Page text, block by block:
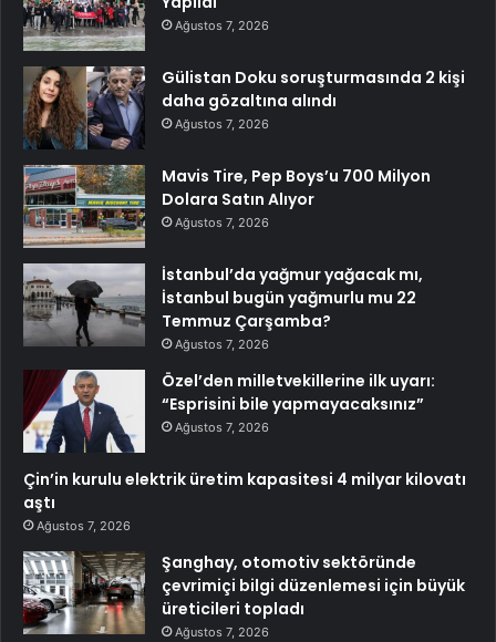
Ağustos 7, 2026
Gülistan Doku soruşturmasında 2 kişi
daha gözaltına alındı
Ağustos 7, 2026
Mavis Tire, Pep Boys’u 700 Milyon
Dolara Satın Alıyor
Ağustos 7, 2026
İstanbul’da yağmur yağacak mı,
İstanbul bugün yağmurlu mu 22
Temmuz Çarşamba?
Ağustos 7, 2026
Özel’den milletvekillerine ilk uyarı:
“Esprisini bile yapmayacaksınız”
Ağustos 7, 2026
Çin’in kurulu elektrik üretim kapasitesi 4 milyar kilovatı
aştı
Ağustos 7, 2026
Şanghay, otomotiv sektöründe
çevrimiçi bilgi düzenlemesi için büyük
üreticileri topladı
Ağustos 7, 2026